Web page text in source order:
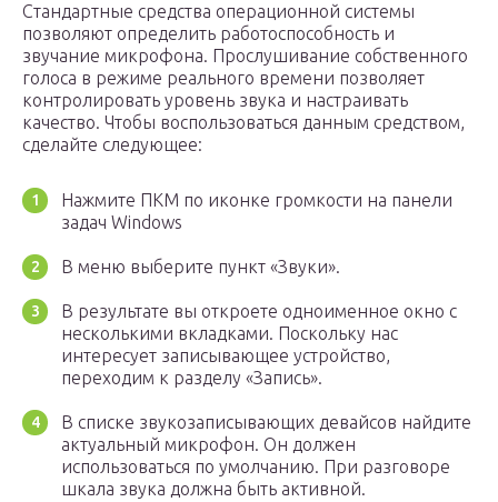
Стандартные средства операционной системы
позволяют определить работоспособность и
звучание микрофона. Прослушивание собственного
голоса в режиме реального времени позволяет
контролировать уровень звука и настраивать
качество. Чтобы воспользоваться данным средством,
сделайте следующее:
Нажмите ПКМ по иконке громкости на панели
задач Windows
В меню выберите пункт «Звуки».
В результате вы откроете одноименное окно с
несколькими вкладками. Поскольку нас
интересует записывающее устройство,
переходим к разделу «Запись».
В списке звукозаписывающих девайсов найдите
актуальный микрофон. Он должен
использоваться по умолчанию. При разговоре
шкала звука должна быть активной.